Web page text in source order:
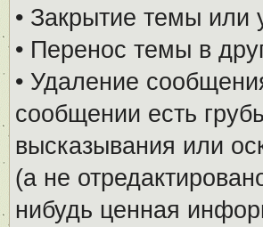
• Закрытие темы или
• Перенос темы в
• Удаление
сообщении есть
высказывания или
(а не
нибудь ценная